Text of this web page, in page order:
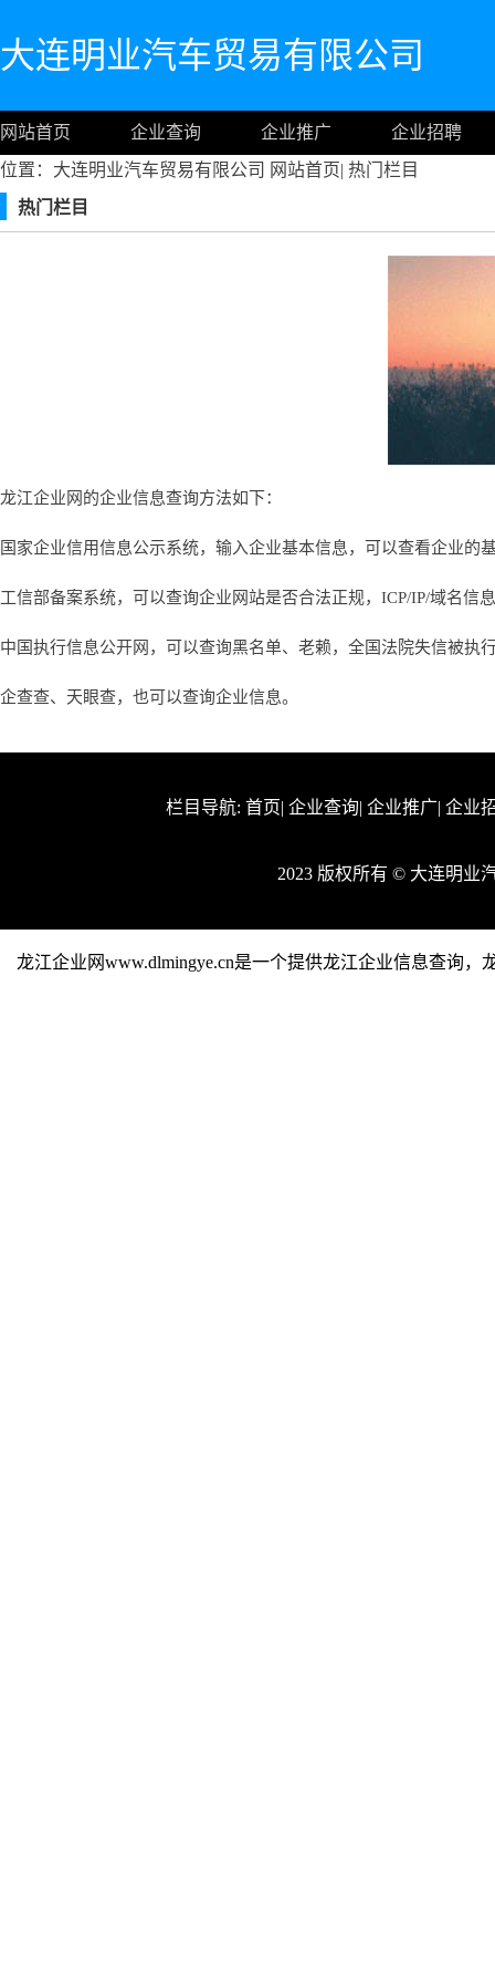
大连明业汽车贸易有限公司
网站首页 企业查询 企业推广
企业招聘
位置：大连明业汽车贸易有限公司 网站首页| 热门栏目
热门栏目
龙江企业网的企业信息查询方法如下：
国家企业信用信息公示系统，输入企业基本信息，可以查看企业的
工信部备案系统，可以查询企业网站是否合法正规，ICP/IP/域名信
中国执行信息公开网，可以查询黑名单、老赖，全国法院失信被执
企查查、天眼查，也可以查询企业信息。
栏目导航: 首页| 企业查询| 企业推广| 企业
2023 版权所有 © 大连明业
龙江企业网www.dlmingye.cn是一个提供龙江企业信息查询